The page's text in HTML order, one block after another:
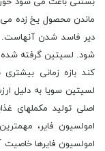
ماندن محصول یخ زده می
دیر فاسد شدن آنهاست.
شود. لسیتین گرفته
کند بازه زمانی
لسیتین سویا به دلیل
اصلی تولید مکملهای
امولسیون فایر،
امولسیون فایرها